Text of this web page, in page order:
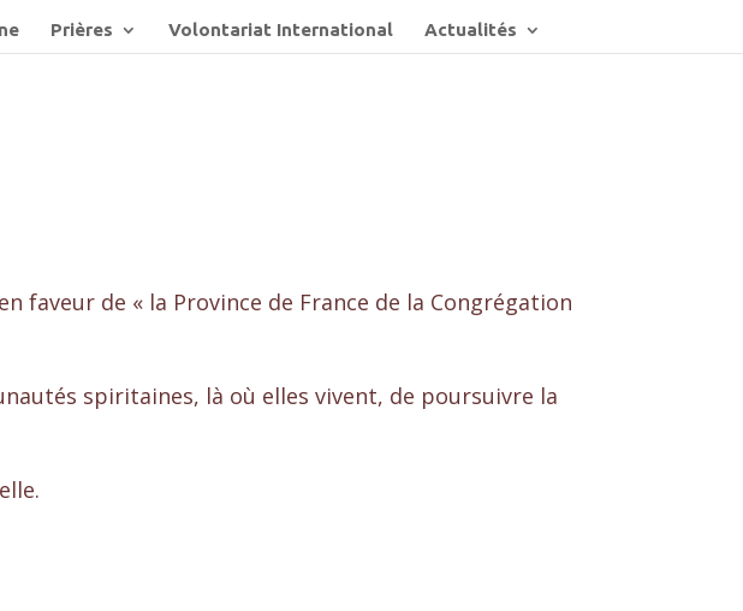
Prières Volontariat International Actualités
en faveur de « la Province de France de la Congrégation
spiritaines, là où elles vivent, de poursuivre la